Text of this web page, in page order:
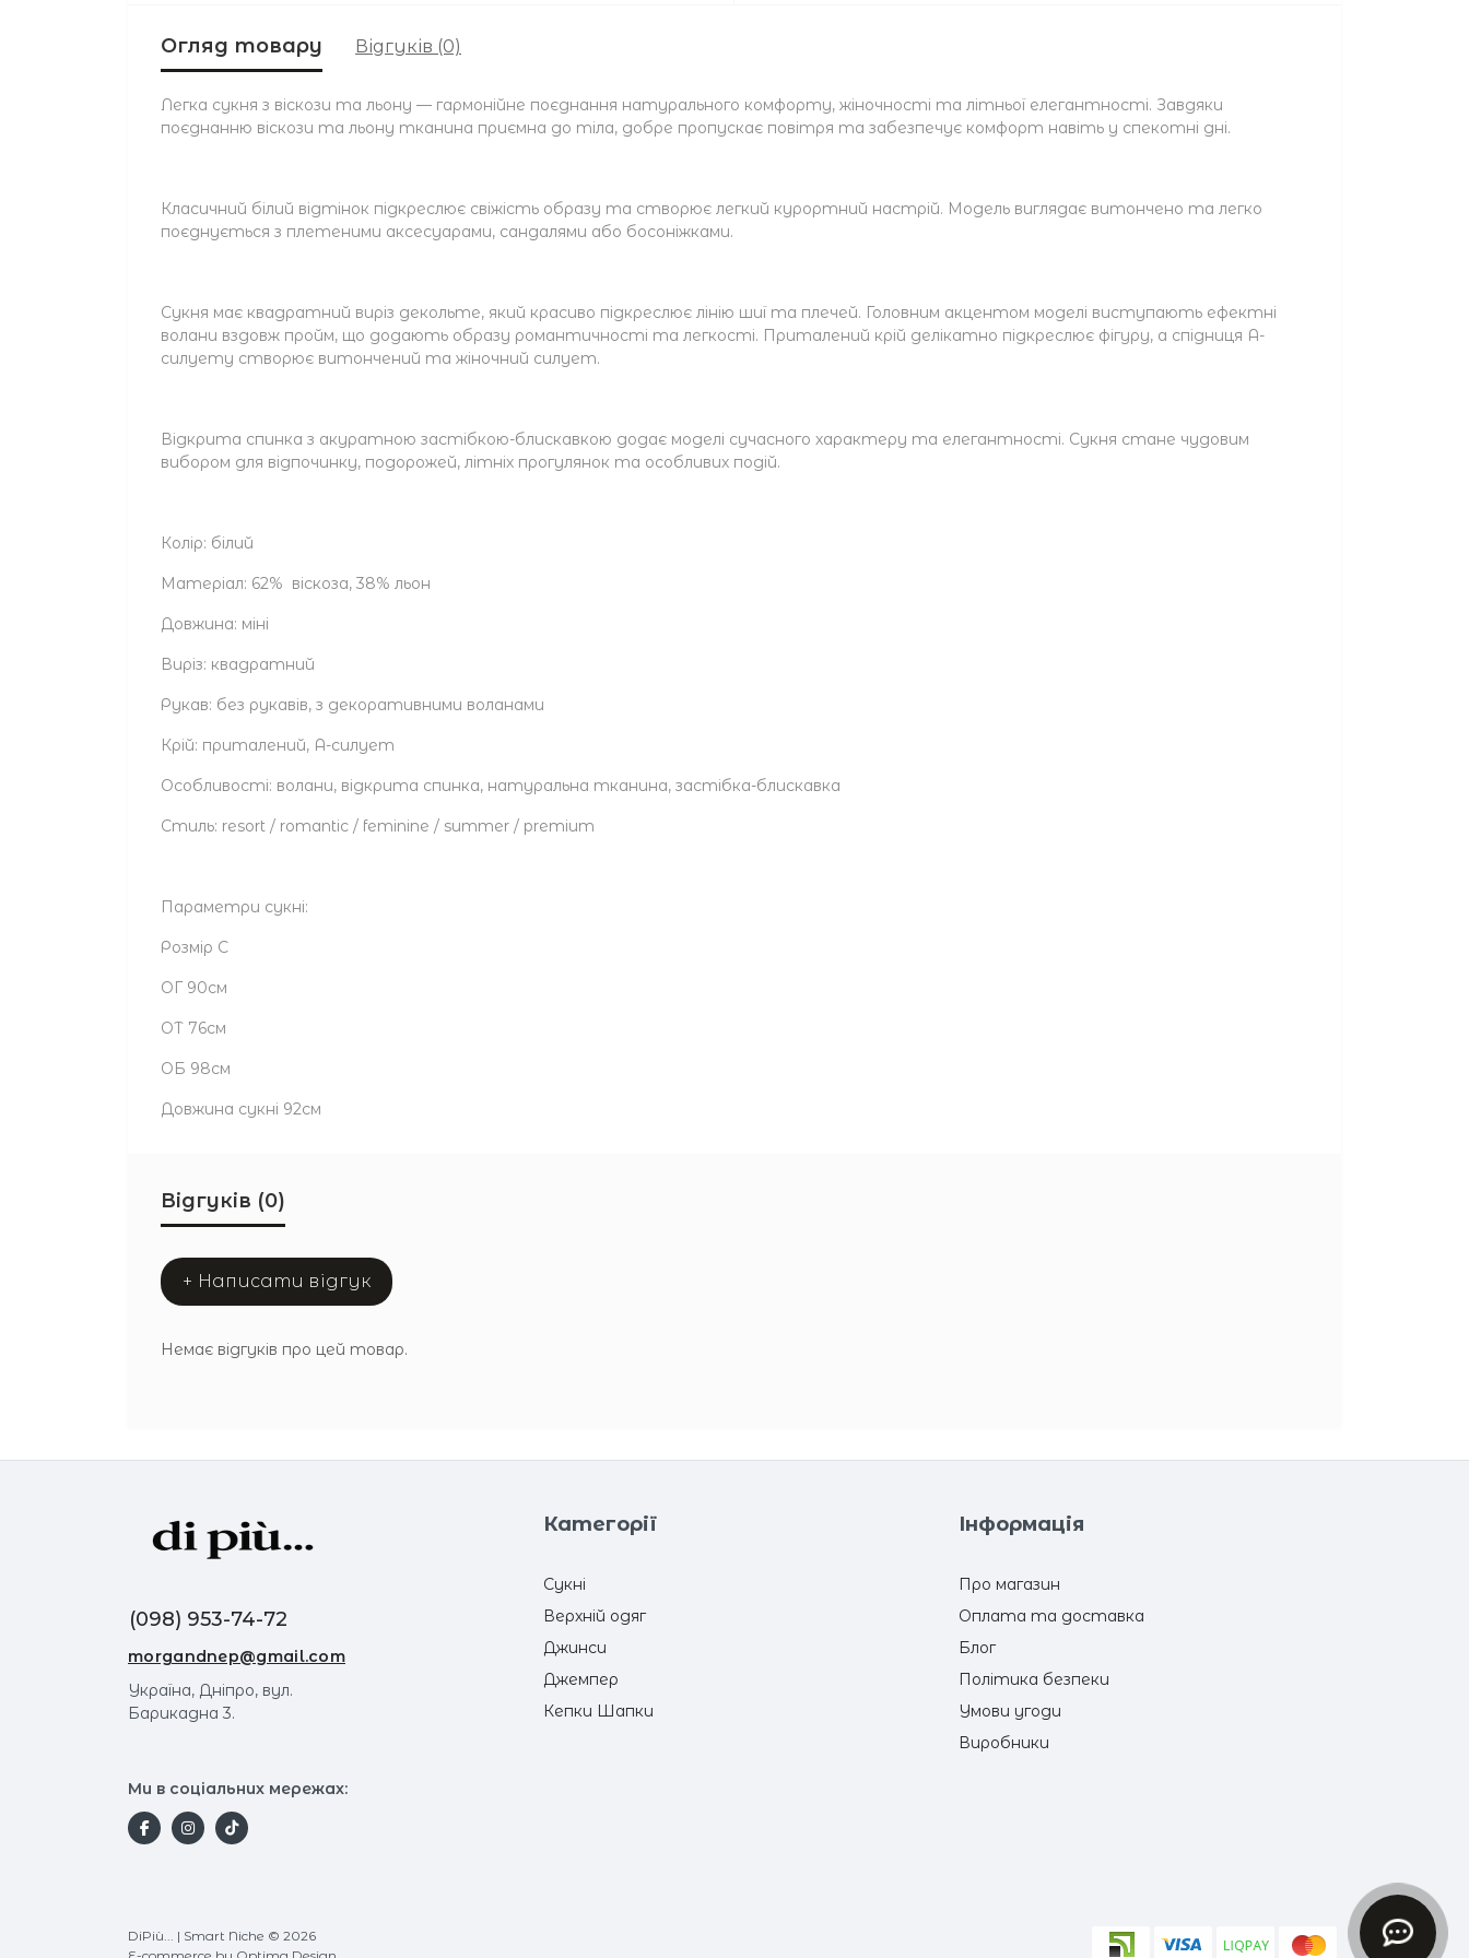
Огляд товару Відгуків (0)
Легка сукня з віскози та льону — гармонійне поєднання натурального комфорту, жіночності та літньої елегантності. Завдяки
поєднанню віскози та льону тканина приємна до тіла, добре пропускає повітря та забезпечує комфорт навіть у спекотні дні.
Класичний білий відтінок підкреслює свіжість образу та створює легкий курортний настрій. Модель виглядає витончено та легко
поєднується з плетеними аксесуарами, сандалями або босоніжками.
Сукня має квадратний виріз декольте, який красиво підкреслює лінію шиї та плечей. Головним акцентом моделі виступають ефектні
волани вздовж пройм, що додають образу романтичності та легкості. Приталений крій делікатно підкреслює фігуру, а спідниця А-
силуету створює витончений та жіночний силует.
Відкрита спинка з акуратною застібкою-блискавкою додає моделі сучасного характеру та елегантності. Сукня стане чудовим
вибором для відпочинку, подорожей, літніх прогулянок та особливих подій.
Колір: білий
Матеріал: 62% віскоза, 38% льон
Довжина: міні
Виріз: квадратний
Рукав: без рукавів, з декоративними воланами
Крій: приталений, А-силует
Особливості: волани, відкрита спинка, натуральна тканина, застібка-блискавка
Стиль: resort / romantic / feminine / summer / premium
Параметри сукні:
Розмір С
ОГ 90см
ОТ 76см
ОБ 98см
Довжина сукні 92см
Відгуків (0)
+ Написати відгук
Немає відгуків про цей товар.
(098) 953-74-72
morgandnep@gmail.com
Україна, Дніпро, вул.
Барикадна 3.
Ми в соціальних мережах:
Категорії
Сукні
Верхній одяг
Джинси
Джемпер
Кепки Шапки
Інформація
Про магазин
Оплата та доставка
Блог
Політика безпеки
Умови угоди
Виробники
DiPiù... | Smart Niche © 2026